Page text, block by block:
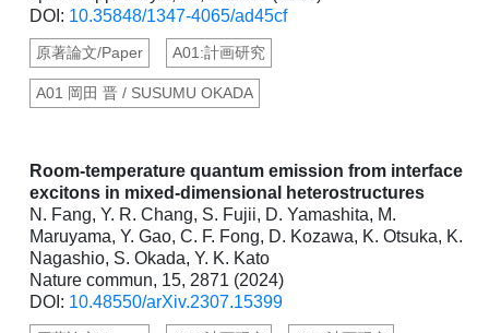
DOI: 10.35848/1347-4065/ad45cf
原著論文/Paper A01:計画研究
A01 岡田 晋 / SUSUMU OKADA
Room-temperature quantum emission from interface
excitons in mixed-dimensional heterostructures
N. Fang, Y. R. Chang, S. Fujii, D. Yamashita, M.
Maruyama, Y. Gao, C. F. Fong, D. Kozawa, K. Otsuka, K.
Nagashio, S. Okada, Y. K. Kato
Nature commun, 15, 2871 (2024)
DOI: 10.48550/arXiv.2307.15399